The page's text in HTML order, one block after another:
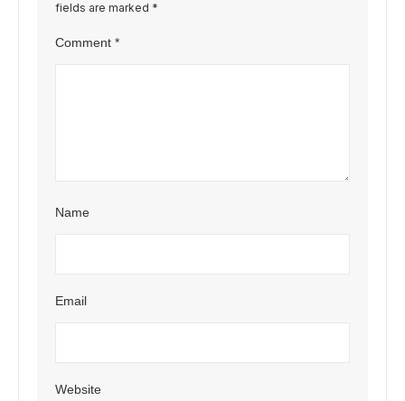
fields are marked *
Comment *
Name
Email
Website